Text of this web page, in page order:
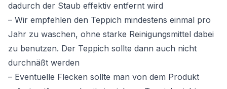
dadurch der Staub effektiv entfernt wird
– Wir empfehlen den Teppich mindestens einmal pro
Jahr zu waschen, ohne starke Reinigungsmittel dabei
zu benutzen. Der Teppich sollte dann auch nicht
durchnäßt werden
– Eventuelle Flecken sollte man von dem Produkt